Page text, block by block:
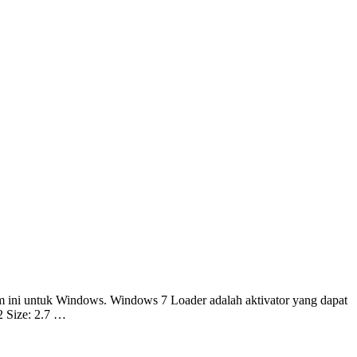
ini untuk Windows. Windows 7 Loader adalah aktivator yang dapat
Size: 2.7 …